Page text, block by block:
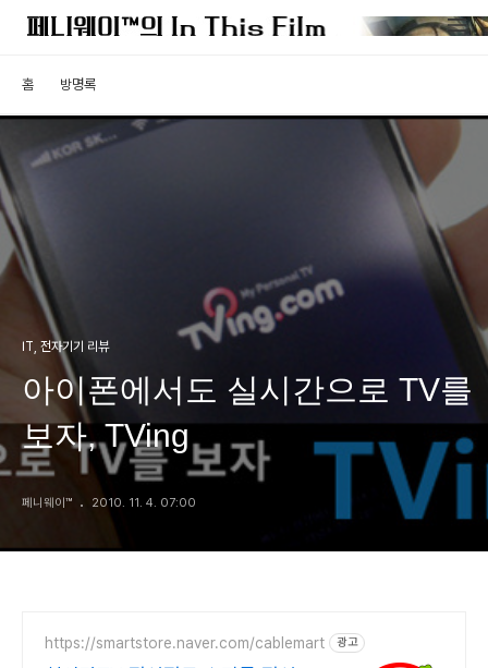
홈 방명록
IT, 전자기기 리뷰
아이폰에서도 실시간으로 TV를
보자, TVing
페니웨이™ 2010. 11. 4. 07:00
https://smartstore.naver.com/cablemart 광고